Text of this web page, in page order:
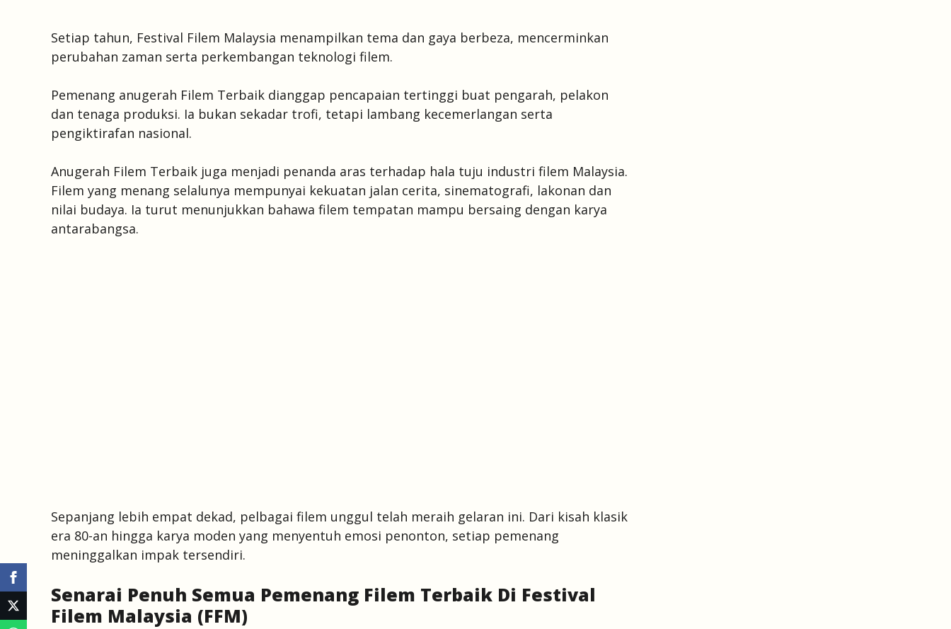
Setiap tahun, Festival Filem Malaysia menampilkan tema dan gaya berbeza, mencerminkan
perubahan zaman serta perkembangan teknologi filem.
Pemenang anugerah Filem Terbaik dianggap pencapaian tertinggi buat pengarah, pelakon
dan tenaga produksi. Ia bukan sekadar trofi, tetapi lambang kecemerlangan serta
pengiktirafan nasional.
Anugerah Filem Terbaik juga menjadi penanda aras terhadap hala tuju industri filem Malaysia.
Filem yang menang selalunya mempunyai kekuatan jalan cerita, sinematografi, lakonan dan
nilai budaya. Ia turut menunjukkan bahawa filem tempatan mampu bersaing dengan karya
antarabangsa.
Sepanjang lebih empat dekad, pelbagai filem unggul telah meraih gelaran ini. Dari kisah klasik
era 80-an hingga karya moden yang menyentuh emosi penonton, setiap pemenang
meninggalkan impak tersendiri.
Senarai Penuh Semua Pemenang Filem Terbaik Di Festival
Filem Malaysia (FFM)